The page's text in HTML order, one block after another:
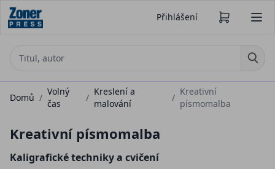
Přihlášení
Domů /
Volný
čas
/
Kreslení a
malování
/
Kreativní
písmomalba
Kreativní písmomalba
Kaligrafické techniky a cvičení